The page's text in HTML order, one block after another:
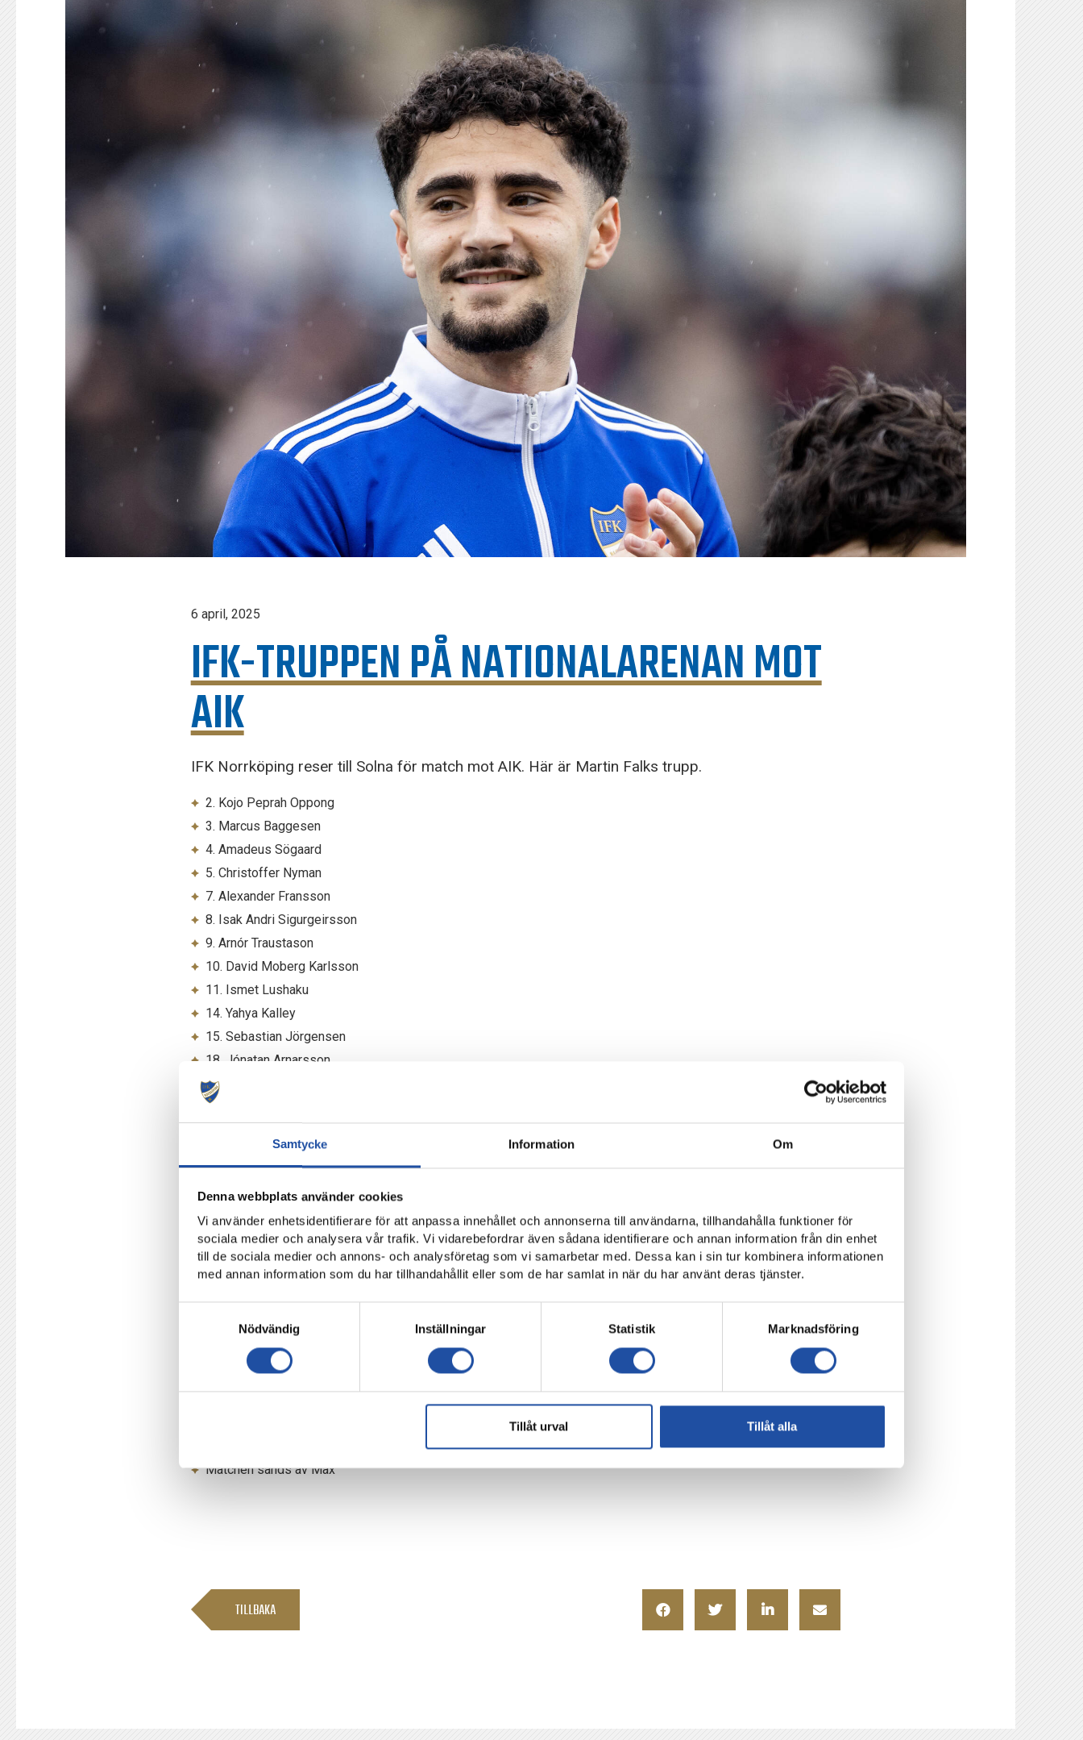
Samtycke Information Om
Denna webbplats använder cookies
Vi använder enhetsidentifierare för att anpassa innehållet och annonserna till användarna, tillhandahålla funktioner för
sociala medier och analysera vår trafik. Vi vidarebefordrar även sådana identifierare och annan information från din enhet
till de sociala medier och annons- och analysföretag som vi samarbetar med. Dessa kan i sin tur kombinera informationen
med annan information som du har tillhandahållit eller som de har samlat in när du har använt deras tjänster.
Nödvändig
Inställningar Statistik Marknadsföring
Tillåt urval Tillåt alla
KONTAKT
6 april, 2025
IFK-TRUPPEN PÅ NATIONALARENAN MOT
AIK
IFK Norrköping reser till Solna för match mot AIK. Här är Martin Falks trupp.
2. Kojo Peprah Oppong
3. Marcus Baggesen
4. Amadeus Sögaard
5. Christoffer Nyman
7. Alexander Fransson
8. Isak Andri Sigurgeirsson
9. Arnór Traustason
10. David Moberg Karlsson
11. Ismet Lushaku
14. Yahya Kalley
15. Sebastian Jörgensen
18. Jónatan Arnarsson
19. Max Watson
20. Axel Brönner
24. Anton Eriksson
30. Theo Krantz
37. Moutaz Neffati
40. David Andersson
Skadade: David Mitov Nilsson, Stephen Bolma, Kevin Höög Jansson. Avstängd: Tim Prica.
Mer inför matchen
Jesper Ceesay om första allsvenska målet: “Visste inte hur jag skulle fira”
Matchen sänds av Max
TILLBAKA